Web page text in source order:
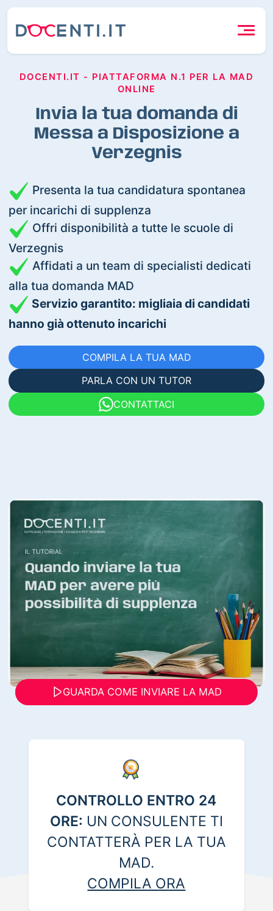
DOCENTI.IT - PIATTAFORMA N.1 PER LA MAD
ONLINE
Invia la tua domanda di
Messa a Disposizione a
Verzegnis
Presenta la tua candidatura spontanea
per incarichi di supplenza
Offri disponibilità a tutte le scuole di
Verzegnis
Affidati a un team di specialisti dedicati
alla tua domanda MAD
Servizio garantito: migliaia di candidati
hanno già ottenuto incarichi
COMPILA LA TUA MAD
PARLA CON UN TUTOR
CONTATTACI
GUARDA COME INVIARE LA MAD
CONTROLLO ENTRO 24
ORE: UN CONSULENTE TI
CONTATTERÀ PER LA TUA
MAD.
COMPILA ORA